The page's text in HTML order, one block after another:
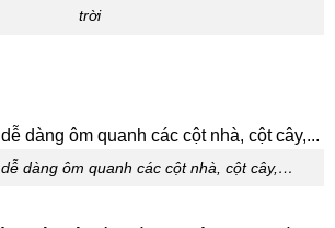
trời
dàng ôm quanh các cột nhà, cột cây,…